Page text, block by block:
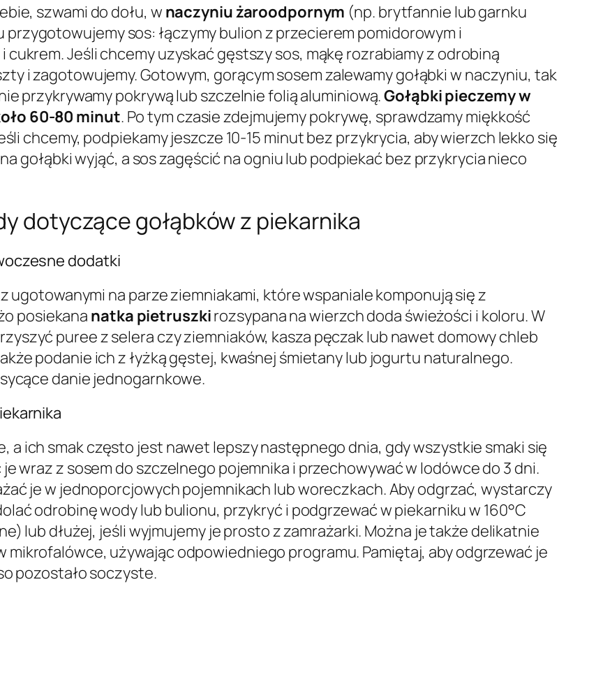
szwami do dołu, wnaczyniu żaroodpornym (np. brytfannie lub garnku
przygotowujemy sos: łączymy bulion z przecierem pomidorowym i
Jeśli chcemy uzyskać gęstszy sos, mąkę rozrabiamy z odrobiną
i zagotowujemy. Gotowym, gorącym sosem zalewamy gołąbki w naczyniu, tak
przykrywamy pokrywą lub szczelnie folią aluminiową.Gołąbki pieczemy w
60-80 minut. Po tym czasie zdejmujemy pokrywę, sprawdzamy miękkość
chcemy, podpiekamy jeszcze 10-15 minut bez przykrycia, aby wierzch lekko się
gołąbki wyjąć, a sos zagęścić na ogniu lub podpiekać bez przykrycia nieco
dotyczące gołąbków z piekarnika
dodatki
ugotowanymi na parze ziemniakami, które wspaniale komponują się z
posiekana natka pietruszkirozsypana na wierzch doda świeżości i koloru. W
puree z selera czy ziemniaków, kasza pęczak lub nawet domowy chleb
podanie ich z łyżką gęstej, kwaśnej śmietany lub jogurtu naturalnego.
danie jednogarnkowe.
a ich smak często jest nawet lepszy następnego dnia, gdy wszystkie smaki się
wraz z sosem do szczelnego pojemnika i przechowywać w lodówce do 3 dni.
je w jednoporcjowych pojemnikach lub woreczkach. Aby odgrzać, wystarczy
odrobinę wody lub bulionu, przykryć i podgrzewać w piekarniku w 160°C
lub dłużej, jeśli wyjmujemy je prosto z zamrażarki. Można je także delikatnie
mikrofalówce, używając odpowiedniego programu. Pamiętaj, aby odgrzewać je
pozostało soczyste.